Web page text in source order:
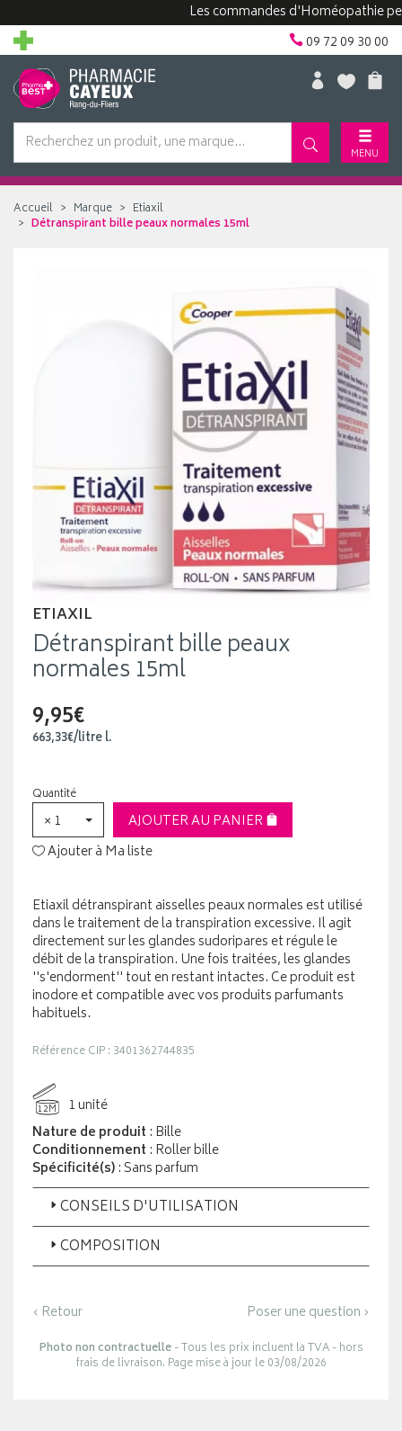
Les commandes d'Homéopathie
09 72 09 30 00
MENU
Accueil Marque
Etiaxil
Détranspirant bille peaux normales 15ml
ETIAXIL
Détranspirant bille peaux
normales 15ml
9,95€
663,33€/litrel.
Quantité
× 1
AJOUTER AU PANIER
Ajouter à Ma liste
Etiaxil détranspirant aisselles peaux normales est utilisé
dans le traitement de la transpiration excessive. Il agit
directement sur les glandes sudoripares et régule le
débit de la transpiration. Une fois traitées, les glandes
''s'endorment'' tout en restant intactes. Ce produit est
inodore et compatible avec vos produits parfumants
habituels.
Référence CIP : 3401362744835
12M
1 unité
Nature de produit : Bille
Conditionnement : Roller bille
Spécificité(s): Sans parfum
CONSEILS D'UTILISATION
COMPOSITION
‹ Retour Poser une question ›
Photo non contractuelle- Tous les prix incluent la TVA - hors
frais de livraison. Page mise à jour le 03/08/2026